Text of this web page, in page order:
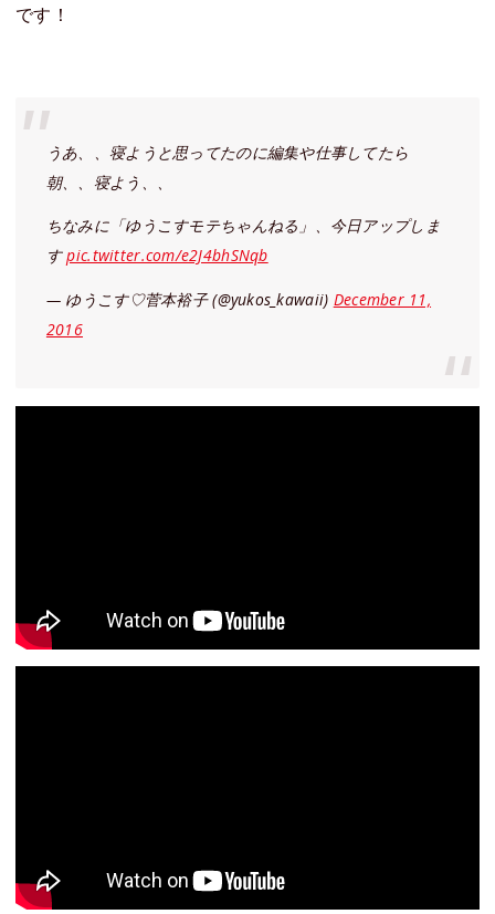
です！
うあ、、寝ようと思ってたのに編集や仕事してたら
朝、、寝よう、、
ちなみに「ゆうこすモテちゃんねる」、今日アップしま
すpic.twitter.com/e2J4bhSNqb
— ゆうこす♡菅本裕子 (@yukos_kawaii) December 11,
2016